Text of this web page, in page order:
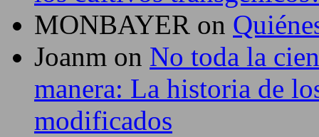
MONBAYER on
Joanm on No toda la
manera: La historia de
modificados